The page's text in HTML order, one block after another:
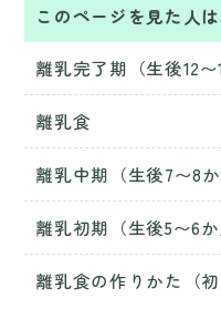
このページを見た人
離乳完了期（生後12
離乳食
離乳中期（生後7〜8
離乳初期（生後5〜6
離乳食の作りかた（初